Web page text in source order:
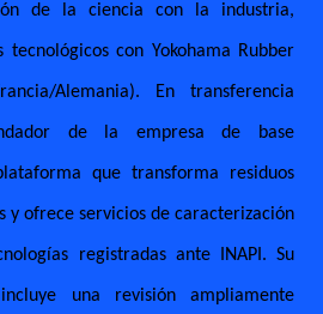
de la ciencia con la industria,
con Yokohama Rubber
Alemania). En transferencia
de la empresa de base
que transforma residuos
y ofrece servicios de caracterización
registradas ante INAPI. Su
una revisión ampliamente